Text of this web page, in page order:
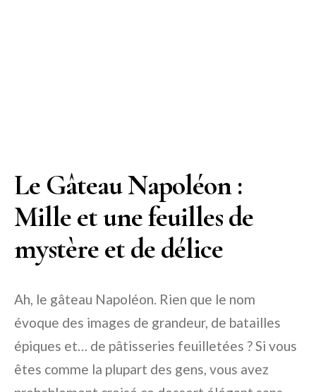
Le Gâteau Napoléon :
Mille et une feuilles de
mystère et de délice
Ah, le gâteau Napoléon. Rien que le nom
évoque des images de grandeur, de batailles
épiques et… de pâtisseries feuilletées ? Si vous
êtes comme la plupart des gens, vous avez